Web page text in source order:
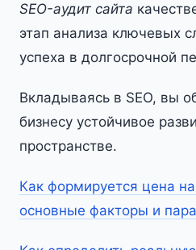
SEO-аудит сайта
этап анализа ключевых
успеха в долгосрочной
Вкладываясь в SEO, вы
бизнесу устойчивое
пространстве.
Как формируется цена
основные факторы и